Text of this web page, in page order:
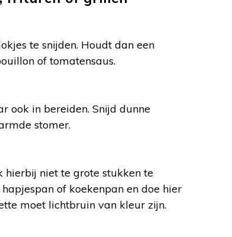
te snijden. Houdt dan een
of tomatensaus.
ook in bereiden. Snijd dunne
stomer.
hierbij niet te grote stukken te
of koekenpan en doe hier
moet lichtbruin van kleur zijn.